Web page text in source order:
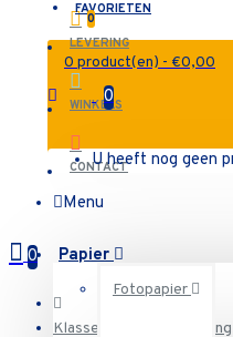
LEVERING
WINKELS
CONTACT
FAVORIETEN
0
0 product(en) - €0,00
0
U heeft nog geen
Menu
Papier
Fotopapier
0
Klassement en archivering